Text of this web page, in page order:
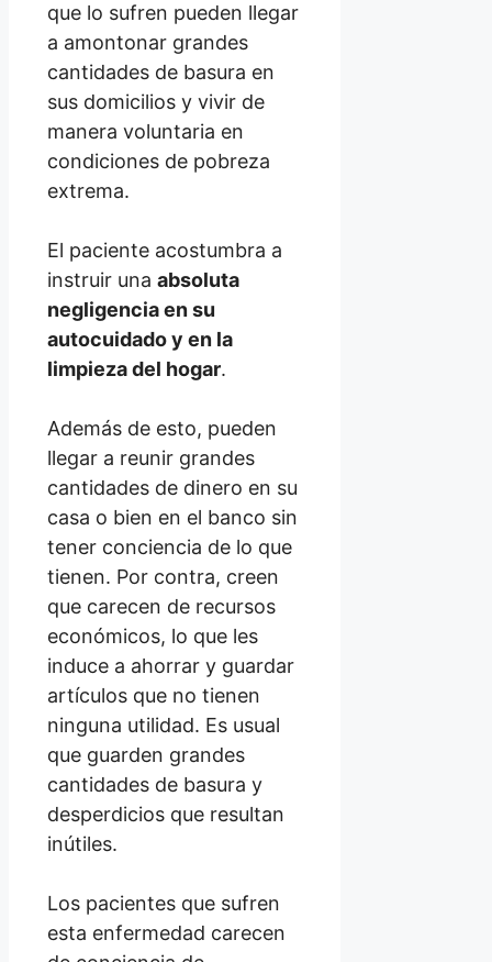
que lo sufren pueden llegar
a amontonar grandes
cantidades de basura en
sus domicilios y vivir de
manera voluntaria en
condiciones de pobreza
extrema.
El paciente acostumbra a
instruir una absoluta
negligencia en su
autocuidado y en la
limpieza del hogar.
Además de esto, pueden
llegar a reunir grandes
cantidades de dinero en su
casa o bien en el banco sin
tener conciencia de lo que
tienen. Por contra, creen
que carecen de recursos
económicos, lo que les
induce a ahorrar y guardar
artículos que no tienen
ninguna utilidad. Es usual
que guarden grandes
cantidades de basura y
desperdicios que resultan
inútiles.
Los pacientes que sufren
esta enfermedad carecen